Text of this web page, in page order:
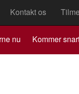
Kontakt os
nu Kommer